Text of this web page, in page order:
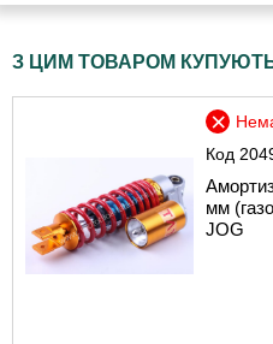
З ЦИМ ТОВАРОМ
Код
мм
JOG